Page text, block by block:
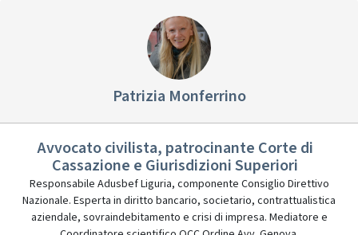
Patrizia Monferrino
Avvocato civilista, patrocinante Corte di
Cassazione e Giurisdizioni Superiori
Responsabile Adusbef Liguria, componente Consiglio Direttivo
Nazionale. Esperta in diritto bancario, societario, contrattualistica
aziendale, sovraindebitamento e crisi di impresa. Mediatore e